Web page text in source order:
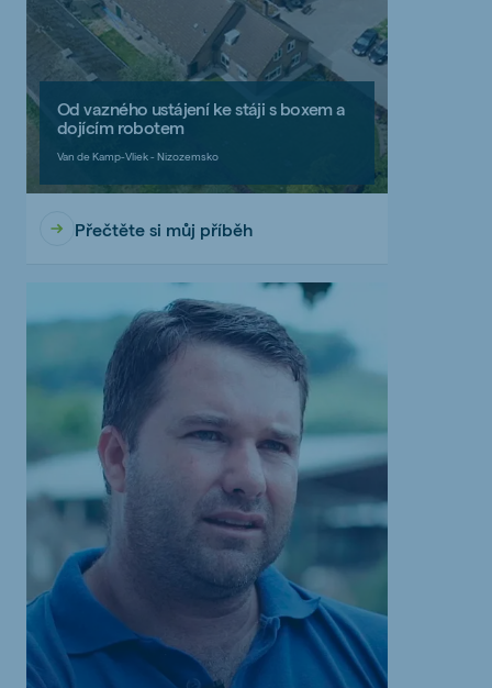
Od vazného ustájení ke stáji s boxem a
dojícím robotem
Van de Kamp-Vliek - Nizozemsko
Přečtěte si můj příběh